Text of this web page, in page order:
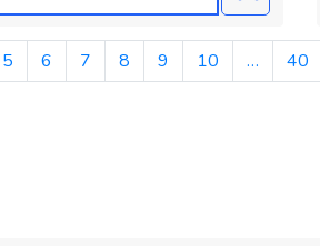
5 6 7 8 9 10 … 40